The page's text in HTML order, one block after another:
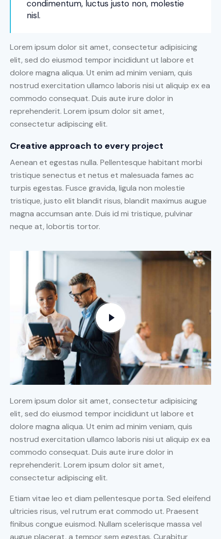
condimentum, luctus justo non, molestie
nisl.
Lorem ipsum dolor sit amet, consectetur adipisicing
elit, sed do eiusmod tempor incididunt ut labore et
dolore magna aliqua. Ut enim ad minim veniam, quis
nostrud exercitation ullamco laboris nisi ut aliquip ex ea
commodo consequat. Duis aute irure dolor in
reprehenderit. Lorem ipsum dolor sit amet,
consectetur adipiscing elit.
Creative approach to every project
Aenean et egestas nulla. Pellentesque habitant morbi
tristique senectus et netus et malesuada fames ac
turpis egestas. Fusce gravida, ligula non molestie
tristique, justo elit blandit risus, blandit maximus augue
magna accumsan ante. Duis id mi tristique, pulvinar
neque at, lobortis tortor.
Lorem ipsum dolor sit amet, consectetur adipisicing
elit, sed do eiusmod tempor incididunt ut labore et
dolore magna aliqua. Ut enim ad minim veniam, quis
nostrud exercitation ullamco laboris nisi ut aliquip ex ea
commodo consequat. Duis aute irure dolor in
reprehenderit. Lorem ipsum dolor sit amet,
consectetur adipiscing elit.
Etiam vitae leo et diam pellentesque porta. Sed eleifend
ultricies risus, vel rutrum erat commodo ut. Praesent
finibus congue euismod. Nullam scelerisque massa vel
augue placerat, a tempor sem egestas. Curabitur